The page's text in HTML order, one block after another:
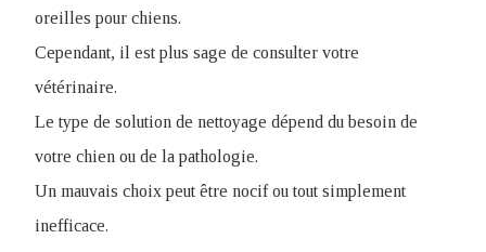
oreilles pour chiens.
Cependant, il est plus sage de consulter votre
vétérinaire.
Le type de solution de nettoyage dépend du besoin de
votre chien ou de la pathologie.
Un mauvais choix peut être nocif ou tout simplement
inefficace.